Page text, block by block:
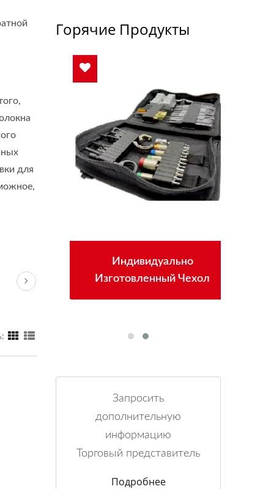
для
Горячие Продукты
Индивидуально
Изготовленный Чехол
Запросить
дополнительную
информацию
Торговый представитель
Подробнее